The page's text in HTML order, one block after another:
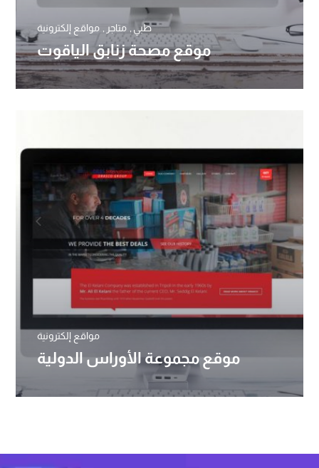
موقع مصحة زنابق الياقوت
طبي متاجر مواقع إلكترونية
موقع مجموعة الأوراس الدولية
مواقع إلكترونية